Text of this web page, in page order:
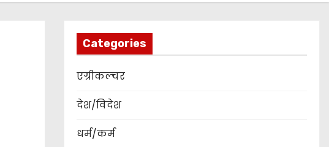
Categories
एग्रीकल्चर
देश/विदेश
धर्म/कर्म